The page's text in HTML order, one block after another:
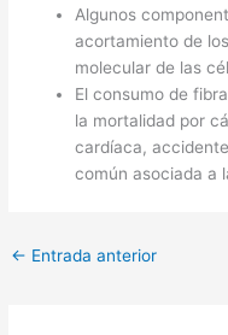
Algunos
acortamiento de
molecular de las
El consumo de
la mortalidad por
cardíaca,
común asociada a
← Entrada anterior